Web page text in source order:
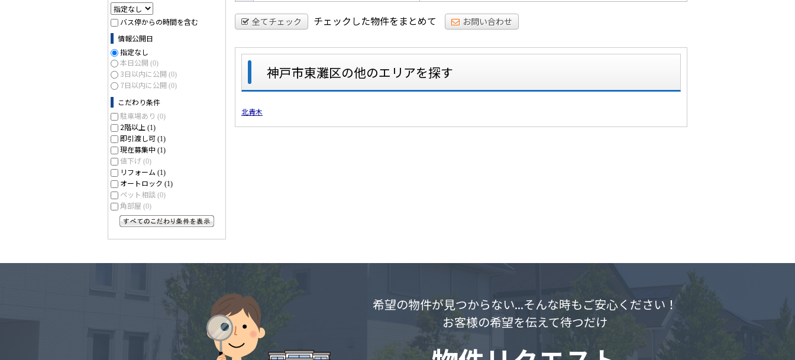
バス停からの時間を含む
情報公開日
指定なし
本日公開 (0)
3日以内に公開 (0)
7日以内に公開 (0)
こだわり条件
駐車場あり (0)
2階以上 (1)
即引渡し可 (1)
現在募集中 (1)
値下げ (0)
リフォーム (1)
オートロック (1)
ペット相談 (0)
角部屋 (0)
全てチェック チェックした物件をまとめて お問い合わせ
神戸市東灘区の他のエリアを探す
北青木
希望の物件が見つからない...そんな時もご安心ください！
お客様の希望を伝えて待つだけ